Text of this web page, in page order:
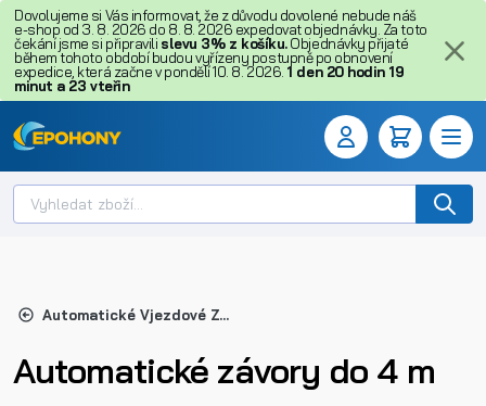
Dovolujeme si Vás informovat, že z důvodu dovolené nebude náš
e-shop od 3. 8. 2026 do 8. 8. 2026 expedovat objednávky. Za toto
čekání jsme si připravili slevu 3% z košíku.Objednávky přijaté
během tohoto období budou vyřízeny postupně po obnovení
expedice, která začne v pondělí 10. 8. 2026. 1 den 20 hodin 19
minut a 22 vteřin
Automatické Vjezdové Závory
Automatické závory do 4 m